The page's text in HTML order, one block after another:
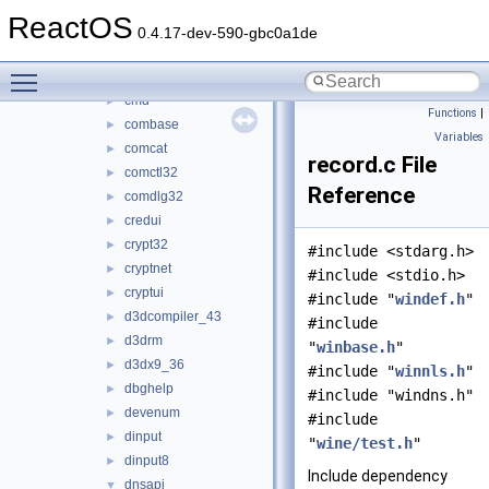
ReactOS 0.4.17-dev-590-gbc0a1de
► bcrypt
► cmd
► combase
► comcat
► comctl32
► comdlg32
► credui
► crypt32
► cryptnet
► cryptui
► d3dcompiler_43
► d3drm
► d3dx9_36
► dbghelp
► devenum
► dinput
► dinput8
▼ dnsapi
Functions |
Variables
record.c File
Reference
#include <stdarg.h>
#include <stdio.h>
#include "windef.h"
#include
"winbase.h"
#include "winnls.h"
#include "windns.h"
#include
"wine/test.h"
Include dependency